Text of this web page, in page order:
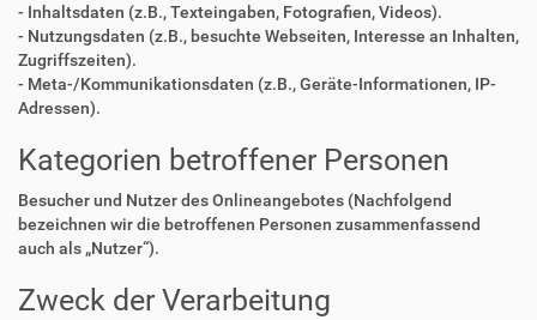
- Inhaltsdaten (z.B., Texteingaben, Fotografien, Videos).
- Nutzungsdaten (z.B., besuchte Webseiten, Interesse an Inhalten,
Zugriffszeiten).
- Meta-/Kommunikationsdaten (z.B., Geräte-Informationen, IP-
Adressen).
Kategorien betroffener Personen
Besucher und Nutzer des Onlineangebotes (Nachfolgend
bezeichnen wir die betroffenen Personen zusammenfassend
auch als „Nutzer“).
Zweck der Verarbeitung